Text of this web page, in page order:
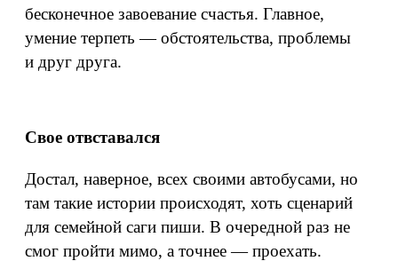
бесконечное завоевание счастья. Главное,
умение терпеть — обстоятельства, проблемы
и друг друга.
Свое отвставался
Достал, наверное, всех своими автобусами, но
там такие истории происходят, хоть сценарий
для семейной саги пиши. В очередной раз не
смог пройти мимо, а точнее — проехать.